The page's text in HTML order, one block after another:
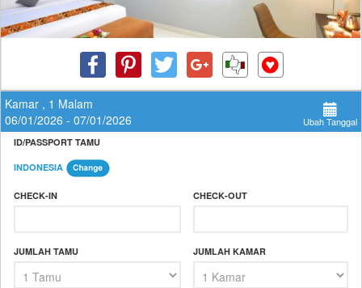
Kamar , 1 Malam
06/01/2026 - 07/01/2026
Ubah Tanggal
ID/PASSPORT TAMU
INDONESIA
CHECK-IN CHECK-OUT
JUMLAH TAMU JUMLAH KAMAR